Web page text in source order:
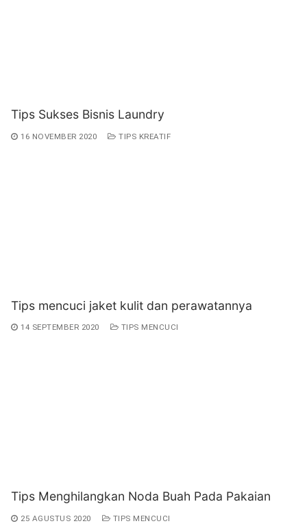
Tips Sukses Bisnis Laundry
16 NOVEMBER 2020 TIPS KREATIF
Tips mencuci jaket kulit dan perawatannya
14 SEPTEMBER 2020 TIPS MENCUCI
Tips Menghilangkan Noda Buah Pada Pakaian
25 AGUSTUS 2020 TIPS MENCUCI